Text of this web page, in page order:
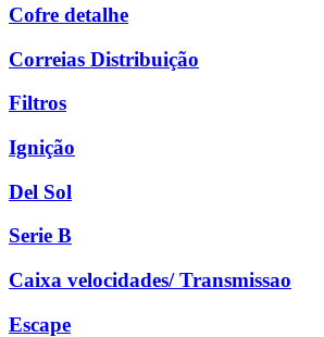
Cofre detalhe
Correias Distribuição
Filtros
Ignição
Del Sol
Serie B
Caixa velocidades/ Transmissao
Escape